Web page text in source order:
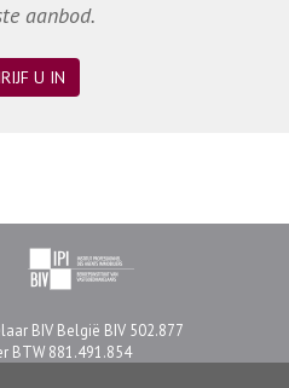
aanbod.
U IN
BIV België BIV 502.877
BTW 881.491.854